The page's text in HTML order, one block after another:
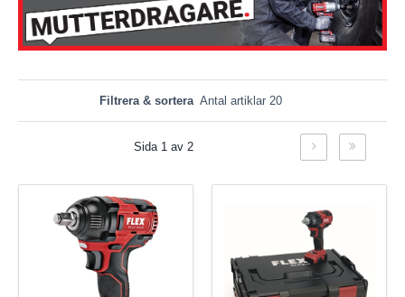
Filtrera & sortera Antal artiklar 20
Sida 1 av 2